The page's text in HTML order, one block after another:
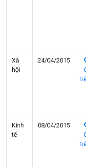
Xã
hội
24/04/2015
Kinh
tế
08/04/2015